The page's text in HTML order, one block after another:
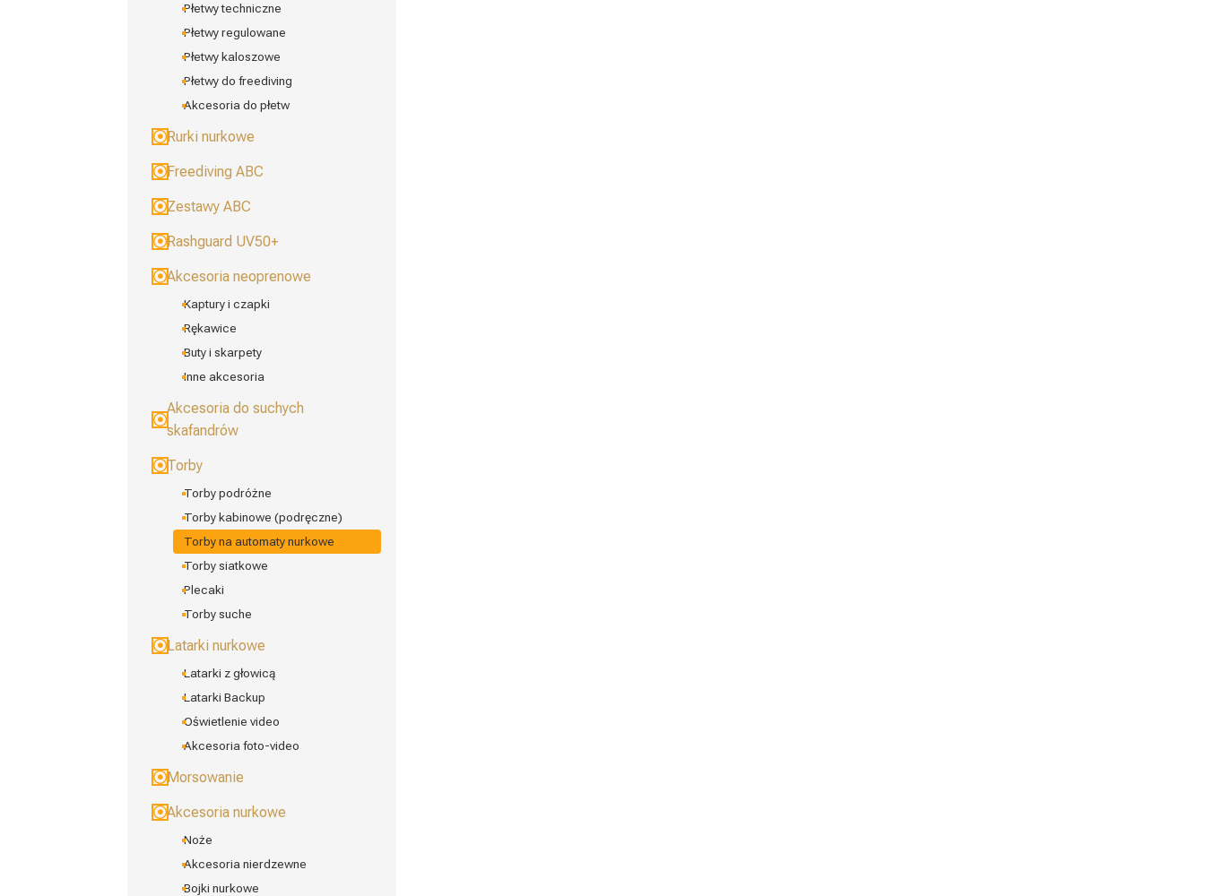
Płetwy techniczne
Płetwy regulowane
Płetwy kaloszowe
Płetwy do freediving
Akcesoria do płetw
Rurki nurkowe
Freediving ABC
Zestawy ABC
Rashguard UV50+
Akcesoria neoprenowe
Kaptury i czapki
Rękawice
Buty i skarpety
Inne akcesoria
Akcesoria do suchych
skafandrów
Torby
Torby podróżne
Torby kabinowe (podręczne)
Torby na automaty nurkowe
Torby siatkowe
Plecaki
Torby suche
Latarki nurkowe
Latarki z głowicą
Latarki Backup
Oświetlenie video
Akcesoria foto-video
Morsowanie
Akcesoria nurkowe
Noże
Akcesoria nierdzewne
Bojki nurkowe